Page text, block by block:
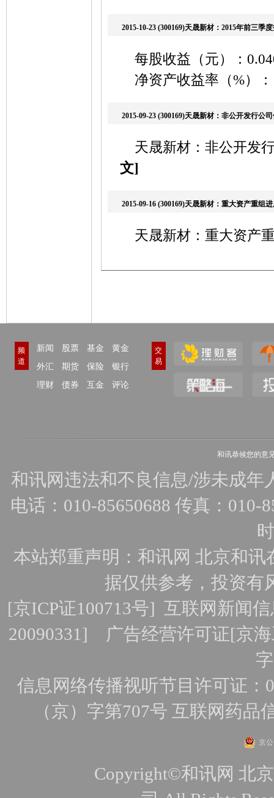
2015-10-23 (300169)天晟新材：2015年前三季
每股收益（元）：
净资产收益率（%）
2015-09-23 (300169)天晟新材：非公开发行公
天晟新材：非公开发
文]
2015-09-16 (300169)天晟新材：重大资产重组
天晟新材：重大资产
频
道
新闻 股票 基金
黄金
外汇
期货 保险
银行
理财
债券 互金 评论
交
易
和讯恭候您的意
和讯网违法和不良信息/涉未成年
电话：010-85650688 传真：010-
本站郑重声明：和讯网 北京和
据仅供参考，投资有
[京ICP证100713号]互联网新闻
20090331] 广告经营许可证[京
信息网络传播视听节目许可证：
（京）字第707号 互联网药品
京
Copyright©和讯网 北